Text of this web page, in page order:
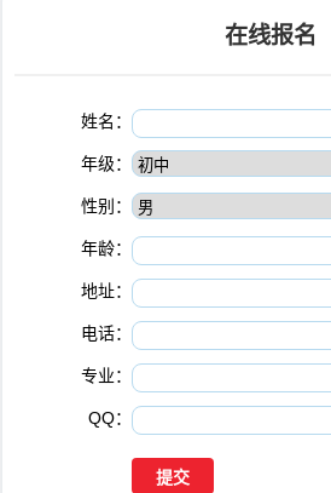
在线报名
姓名：
年级：
性别：
年龄：
地址：
电话：
专业：
QQ：